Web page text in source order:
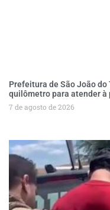
Prefeitura de São João
quilômetro para atender à
7 de agosto de 2026